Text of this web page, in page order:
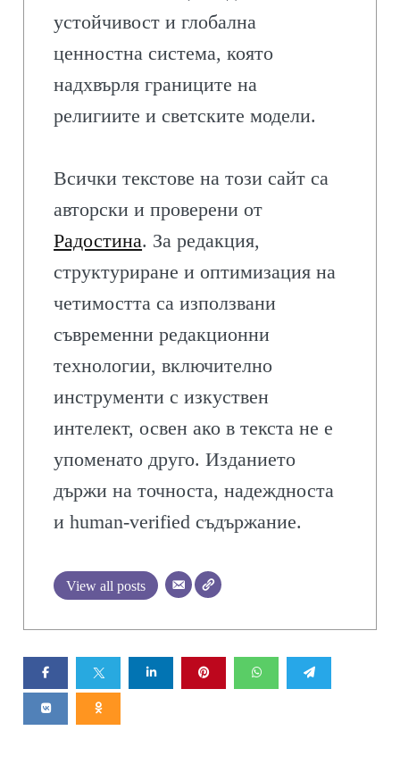
устойчивост и глобална
ценностна система, която
надхвърля границите на
религиите и светските модели.
Всички текстове на този сайт са
авторски и проверени от
Радостина. За редакция,
структуриране и оптимизация на
четимостта са използвани
съвременни редакционни
технологии, включително
инструменти с изкуствен
интелект, освен ако в текста не е
упоменато друго. Изданието
държи на точноста, надеждноста
и human-verified съдържание.
View all posts